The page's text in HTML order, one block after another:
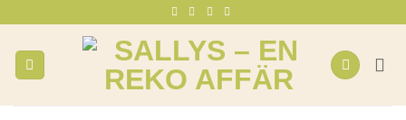
content